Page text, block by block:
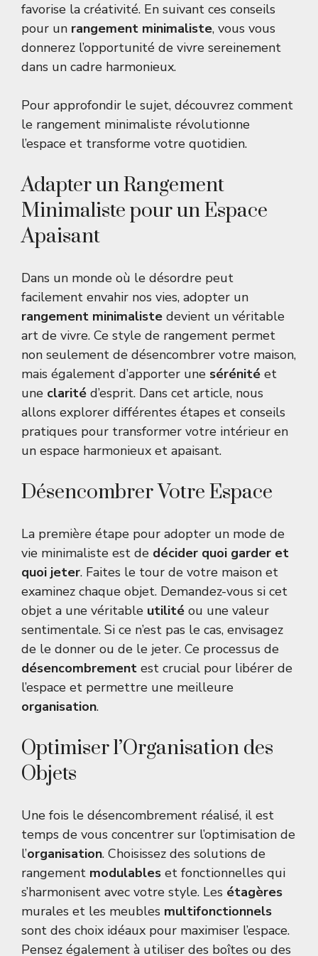
favorise la créativité. En suivant ces conseils
pour un rangement minimaliste, vous vous
donnerez l’opportunité de vivre sereinement
dans un cadre harmonieux.
Pour approfondir le sujet, découvrez comment
le rangement minimaliste révolutionne
l’espace et transforme votre quotidien.
Adapter un Rangement
Minimaliste pour un Espace
Apaisant
Dans un monde où le désordre peut
facilement envahir nos vies, adopter un
rangement minimaliste devient un véritable
art de vivre. Ce style de rangement permet
non seulement de désencombrer votre maison,
mais également d’apporter une sérénité et
une clarité d’esprit. Dans cet article, nous
allons explorer différentes étapes et conseils
pratiques pour transformer votre intérieur en
un espace harmonieux et apaisant.
Désencombrer Votre Espace
La première étape pour adopter un mode de
vie minimaliste est de décider quoi garder et
quoi jeter. Faites le tour de votre maison et
examinez chaque objet. Demandez-vous si cet
objet a une véritable utilité ou une valeur
sentimentale. Si ce n’est pas le cas, envisagez
de le donner ou de le jeter. Ce processus de
désencombrement est crucial pour libérer de
l’espace et permettre une meilleure
organisation.
Optimiser l’Organisation des
Objets
Une fois le désencombrement réalisé, il est
temps de vous concentrer sur l’optimisation de
l’organisation. Choisissez des solutions de
rangement modulables et fonctionnelles qui
s’harmonisent avec votre style. Les étagères
murales et les meubles multifonctionnels
sont des choix idéaux pour maximiser l’espace.
Pensez également à utiliser des boîtes ou des